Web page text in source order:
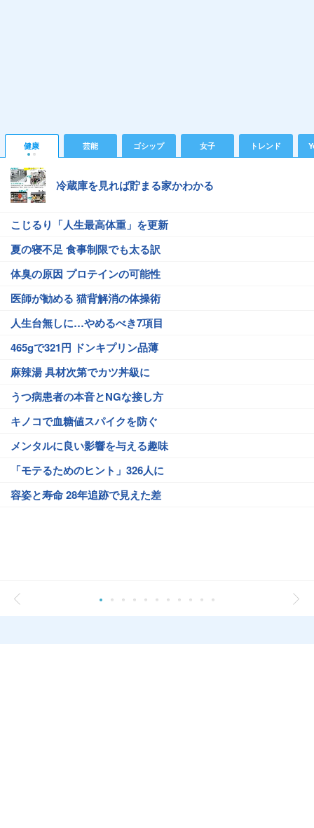
健康 芸能 ゴシップ 女子 トレンド
冷蔵庫を見れば貯まる家かわかる
こじるり「人生最高体重」を更新
夏の寝不足 食事制限でも太る訳
体臭の原因 プロテインの可能性
医師が勧める 猫背解消の体操術
人生台無しに…やめるべき7項目
465gで321円 ドンキプリン品薄
麻辣湯 具材次第でカツ丼級に
うつ病患者の本音とNGな接し方
キノコで血糖値スパイクを防ぐ
メンタルに良い影響を与える趣味
「モテるためのヒント」326人に
容姿と寿命 28年追跡で見えた差